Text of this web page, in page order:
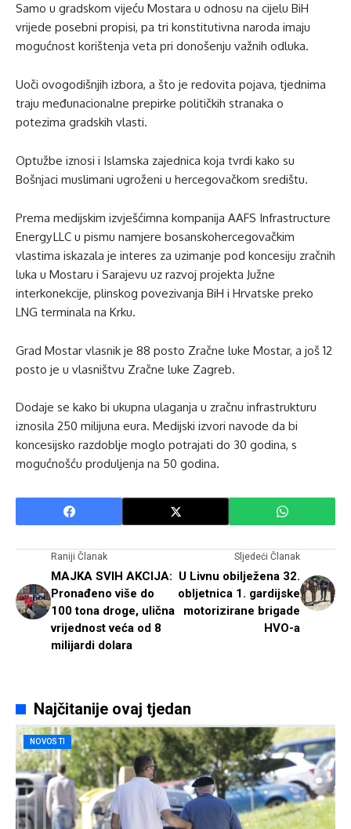
Samo u gradskom vijeću Mostara u odnosu na cijelu BiH
vrijede posebni propisi, pa tri konstitutivna naroda imaju
mogućnost korištenja veta pri donošenju važnih odluka.
Uoči ovogodišnjih izbora, a što je redovita pojava, tjednima
traju međunacionalne prepirke političkih stranaka o
potezima gradskih vlasti.
Optužbe iznosi i Islamska zajednica koja tvrdi kako su
Bošnjaci muslimani ugroženi u hercegovačkom središtu.
Prema medijskim izvješćimna kompanija AAFS Infrastructure
Energy LLC u pismu namjere bosanskohercegovačkim
vlastima iskazala je interes za uzimanje pod koncesiju zračnih
luka u Mostaru i Sarajevu uz razvoj projekta Južne
interkonekcije, plinskog povezivanja BiH i Hrvatske preko
LNG terminala na Krku.
Grad Mostar vlasnik je 88 posto Zračne luke Mostar, a još 12
posto je u vlasništvu Zračne luke Zagreb.
Dodaje se kako bi ukupna ulaganja u zračnu infrastrukturu
iznosila 250 milijuna eura. Medijski izvori navode da bi
koncesijsko razdoblje moglo potrajati do 30 godina, s
mogućnošću produljenja na 50 godina.
Raniji Članak
MAJKA SVIH AKCIJA:
Pronađeno više do
100 tona droge, ulična
vrijednost veća od 8
milijardi dolara
Sljedeći Članak
U Livnu obilježena 32.
obljetnica 1. gardijske
motorizirane brigade
HVO-a
Najčitanije ovaj tjedan
NOVOSTI